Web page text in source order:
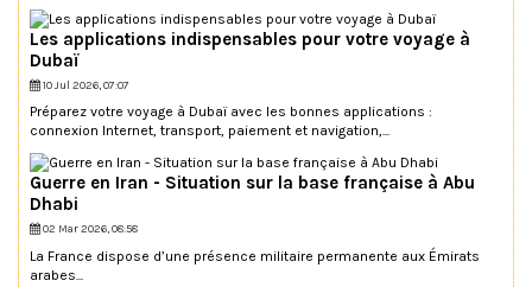
Les applications indispensables pour votre voyage à
Dubaï
10 Jul 2026, 07:07
Préparez votre voyage à Dubaï avec les bonnes applications :
connexion Internet, transport, paiement et navigation,...
Guerre en Iran - Situation sur la base française à Abu
Dhabi
02 Mar 2026, 08:58
La France dispose d’une présence militaire permanente aux Émirats
arabes...